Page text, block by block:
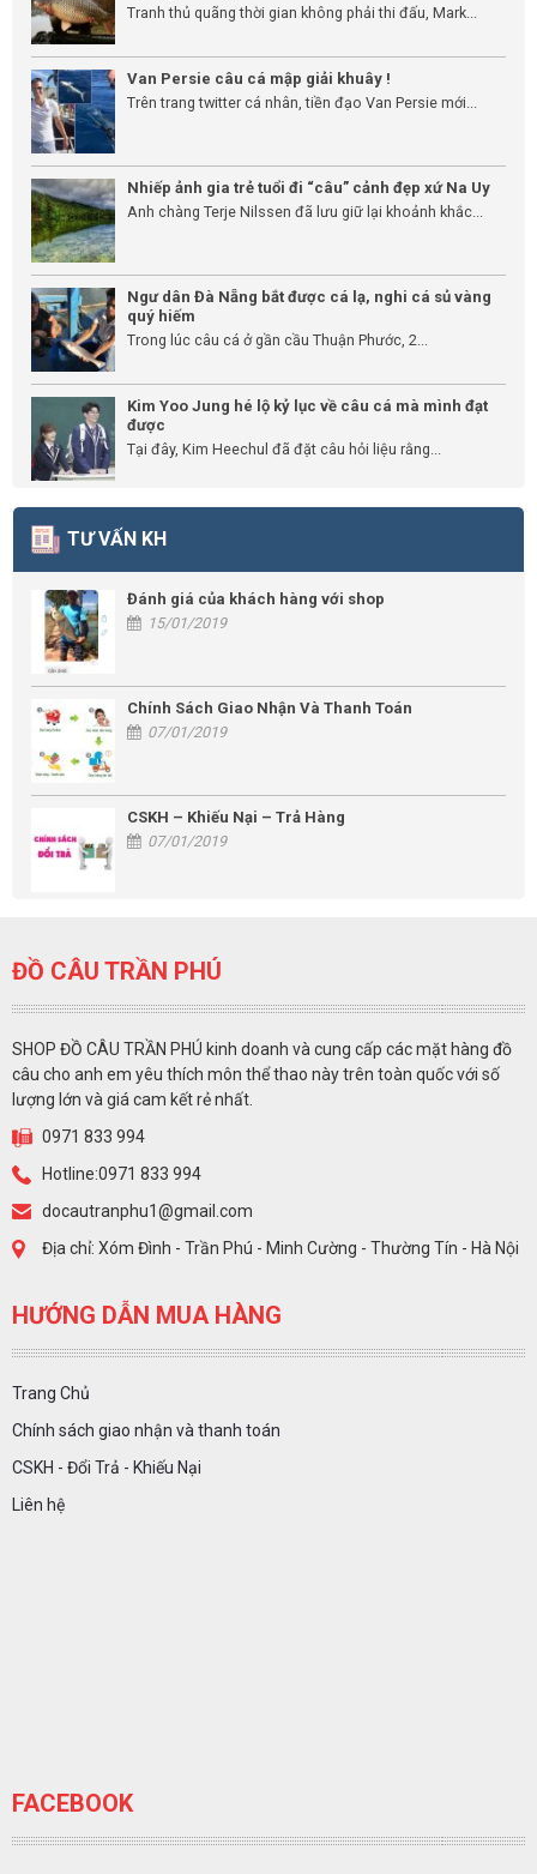
Tranh thủ quãng thời gian không phải thi đấu, Mark...
Van Persie câu cá mập giải khuây !
Trên trang twitter cá nhân, tiền đạo Van Persie mới...
Nhiếp ảnh gia trẻ tuổi đi “câu” cảnh đẹp xứ Na Uy
Anh chàng Terje Nilssen đã lưu giữ lại khoảnh khắc...
Ngư dân Đà Nẵng bắt được cá lạ, nghi cá sủ vàng
quý hiếm
Trong lúc câu cá ở gần cầu Thuận Phước, 2...
Kim Yoo Jung hé lộ kỷ lục về câu cá mà mình đạt
được
Tại đây, Kim Heechul đã đặt câu hỏi liệu rằng...
TƯ VẤN KH
Đánh giá của khách hàng với shop
15/01/2019
Chính Sách Giao Nhận Và Thanh Toán
07/01/2019
CSKH – Khiếu Nại – Trả Hàng
07/01/2019
ĐỒ CÂU TRẦN PHÚ
SHOP ĐỒ CÂU TRẦN PHÚ kinh doanh và cung cấp các mặt hàng đồ
câu cho anh em yêu thích môn thể thao này trên toàn quốc với số
lượng lớn và giá cam kết rẻ nhất.
0971 833 994
Hotline:0971 833 994
docautranphu1@gmail.com
Địa chỉ: Xóm Đình - Trần Phú - Minh Cường - Thường Tín - Hà Nội
HƯỚNG DẪN MUA HÀNG
Trang Chủ
Chính sách giao nhận và thanh toán
CSKH - Đổi Trả - Khiếu Nại
Liên hệ
FACEBOOK